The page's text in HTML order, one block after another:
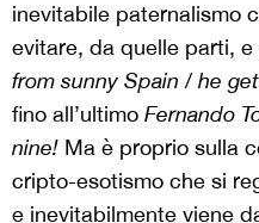
inevitabile paternalismo
evitare, da quelle parti, e
from sunny Spain / he
fino all’ultimo Fernando
nine! Ma è proprio sulla
cripto-esotismo che si
e inevitabilmente viene